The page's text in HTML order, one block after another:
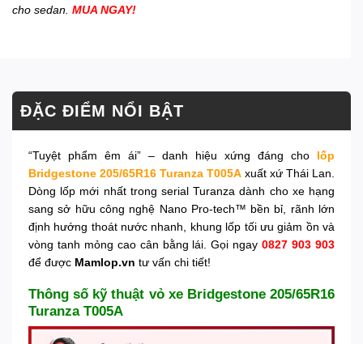
cho sedan. MUA NGAY!
ĐẶC ĐIỂM NỔI BẬT
“Tuyệt phẩm êm ái” – danh hiệu xứng đáng cho lốp
Bridgestone 205/65R16 Turanza T005A xuất xứ Thái Lan.
Dòng lốp mới nhất trong serial Turanza dành cho xe hạng
sang sở hữu công nghệ Nano Pro-tech™ bền bỉ, rãnh lớn
định hướng thoát nước nhanh, khung lốp tối ưu giảm ồn và
vòng tanh mỏng cao cân bằng lái. Gọi ngay 0827 903 903
để được Mamlop.vn tư vấn chi tiết!
Thông số kỹ thuật vỏ xe Bridgestone 205/65R16
Turanza T005A